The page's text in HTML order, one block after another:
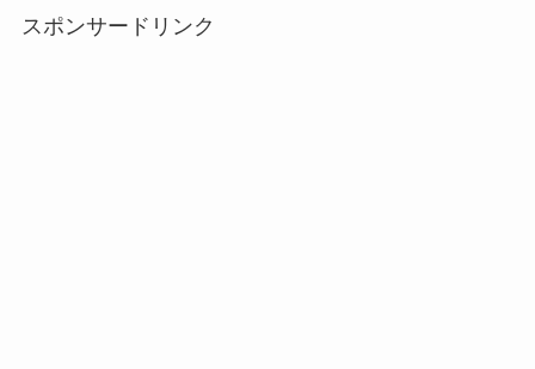
スポンサードリンク